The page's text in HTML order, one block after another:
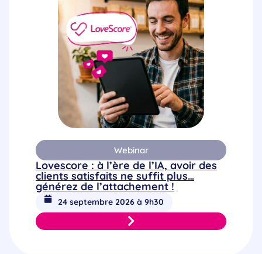
Webinar
Lovescore : à l’ère de l’IA, avoir des
clients satisfaits ne suffit plus…
générez de l’attachement !
24 septembre 2026 à 9h30